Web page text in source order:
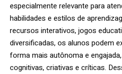
especialmente relevante para
habilidades e estilos de
recursos interativos, jogos
diversificadas, os alunos podem
forma mais autônoma e
cognitivas, criativas e críticas.